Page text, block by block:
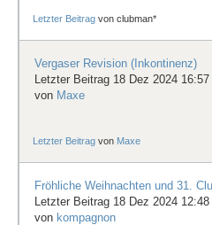
Letzter Beitrag vonclubman*
Vergaser Revision (Inkontinenz)
Letzter Beitrag 18 Dez 2024 16:57
von Maxe
Letzter Beitrag von Maxe
Fröhliche Weihnachten und 31.
Letzter Beitrag 18 Dez 2024 12:48
von kompagnon